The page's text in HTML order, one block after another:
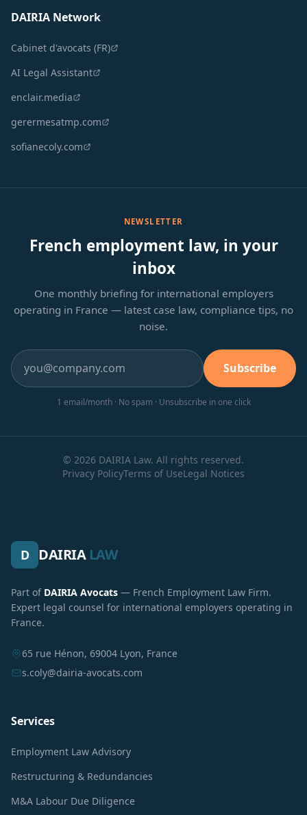
DAIRIA Network
Cabinet d'avocats (FR)
AI Legal Assistant
enclair.media
gerermesatmp.com
sofianecoly.com
NEWSLETTER
French employment law, in your
inbox
One monthly briefing for international employers
operating in France — latest case law, compliance tips, no
noise.
Subscribe
1 email/month · No spam · Unsubscribe in one click
© 2026 DAIRIA Law. All rights reserved.
Privacy PolicyTerms of UseLegal Notices
D DAIRIA LAW
Part of DAIRIA Avocats — French Employment Law Firm.
Expert legal counsel for international employers operating in
France.
65 rue Hénon, 69004 Lyon, France
s.coly@dairia-avocats.com
Services
Employment Law Advisory
Restructuring & Redundancies
M&A Labour Due Diligence